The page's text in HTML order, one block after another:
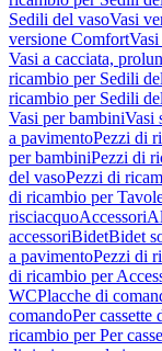
Sedili del vasoVasi
versione Comfort
Vasi a cacciata,
ricambio per Sedili
ricambio per Sedili
Vasi per bambiniVasi
a pavimentoPezzi di
per bambiniPezzi di
del vasoPezzi di
di ricambio per
risciacquoAccessori
accessoriBidetBidet
a pavimentoPezzi di
di ricambio per
WCPlacche di
comandoPer cassette
ricambio per Per